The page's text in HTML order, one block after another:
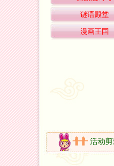
谜语殿堂
漫画王国
开放时间 活动剪影